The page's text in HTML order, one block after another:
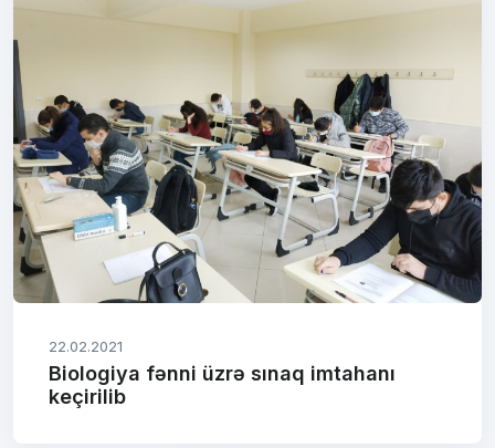
22.02.2021
Biologiya fənni üzrə sınaq imtahanı
keçirilib